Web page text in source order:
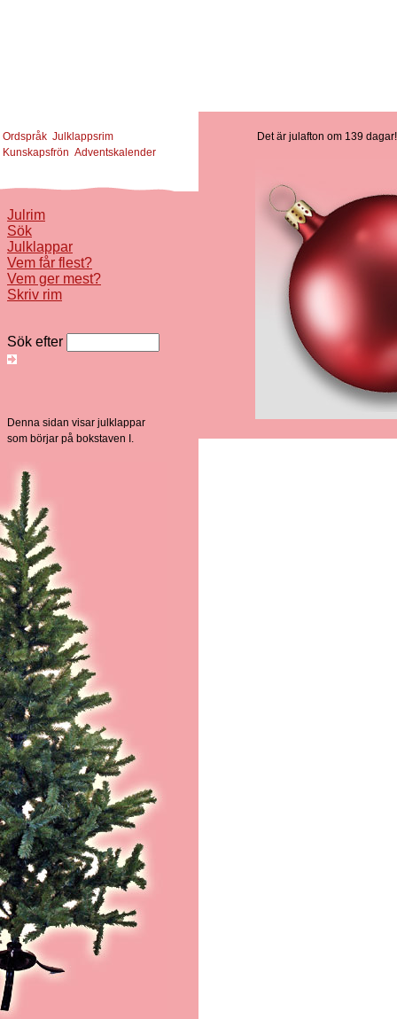
Ordspråk Julklappsrim
Kunskapsfrön Adventskalender
Julrim
Sök
Julklappar
Vem får flest?
Vem ger mest?
Skriv rim
Sök efter
Denna sidan visar julklappar
som börjar på bokstaven I.
Det är julafton om 139 dagar!